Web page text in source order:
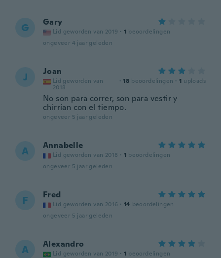
G Gary
Lid geworden van 2019 · 1 beoordelingen
ongeveer 4 jaar geleden
J Joan
Lid geworden van
2018
· 18 beoordelingen · 1 uploads
No son para correr, son para vestir y
chirrían con el tiempo.
ongeveer 5 jaar geleden
A Annabelle
Lid geworden van 2018 · 1 beoordelingen
ongeveer 5 jaar geleden
F Fred
Lid geworden van 2016 · 14 beoordelingen
ongeveer 5 jaar geleden
A Alexandro
Lid geworden van 2019 · 1 beoordelingen